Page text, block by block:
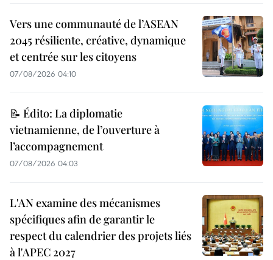
Vers une communauté de l’ASEAN
2045 résiliente, créative, dynamique
et centrée sur les citoyens
07/08/2026 04:10
📝 Édito: La diplomatie
vietnamienne, de l’ouverture à
l’accompagnement
07/08/2026 04:03
L'AN examine des mécanismes
spécifiques afin de garantir le
respect du calendrier des projets liés
à l'APEC 2027